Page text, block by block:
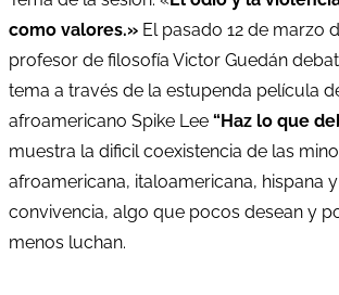
como valores.» El pasado 12 de marzo
profesor de filosofía Victor Guedán
tema a través de la estupenda película
afroamericano Spike Lee “Haz lo que
muestra la dificil coexistencia de las
afroamericana, italoamericana, hispana
convivencia, algo que pocos desean y
menos luchan.